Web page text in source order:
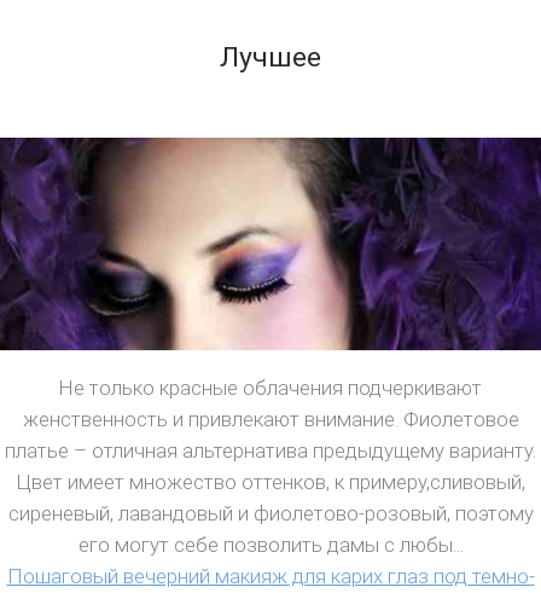
Лучшее
Не только красные облачения подчеркивают
женственность и привлекают внимание. Фиолетовое
платье – отличная альтернатива предыдущему варианту.
Цвет имеет множество оттенков, к примеру,сливовый,
сиреневый, лавандовый и фиолетово-розовый, поэтому
его могут себе позволить дамы с любы...
Пошаговый вечерний макияж для карих глаз под темно-